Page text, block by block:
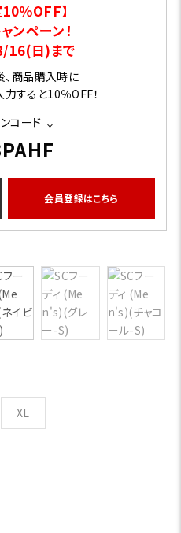
％OFF】
ンペーン！
16(日)まで
、商品購入時に
すると10％OFF！
コード ↓
会員登録はこちら
XL